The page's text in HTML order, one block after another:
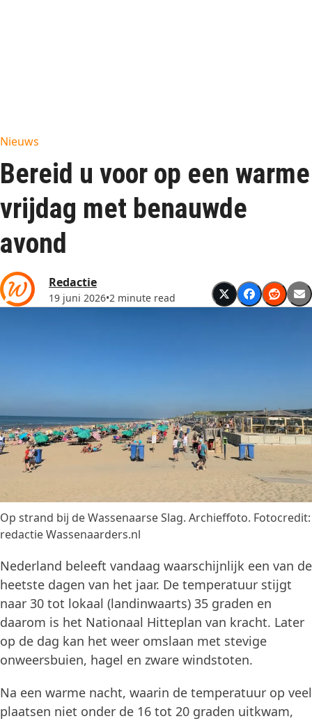
Nieuws
Bereid u voor op een warme
vrijdag met benauwde
avond
Redactie
19 juni 2026•2 minute read
Op strand bij de Wassenaarse Slag. Archieffoto. Fotocredit:
redactie Wassenaarders.nl
Nederland beleeft vandaag waarschijnlijk een van de
heetste dagen van het jaar. De temperatuur stijgt
naar 30 tot lokaal (landinwaarts) 35 graden en
daarom is het Nationaal Hitteplan van kracht. Later
op de dag kan het weer omslaan met stevige
onweersbuien, hagel en zware windstoten.
Na een warme nacht, waarin de temperatuur op veel
plaatsen niet onder de 16 tot 20 graden uitkwam,